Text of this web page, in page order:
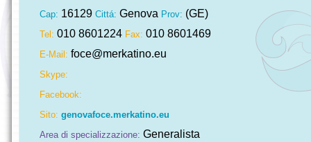
Cap: 16129 Cittá: Genova Prov: (GE)
Tel: 010 8601224 Fax: 010 8601469
E-Mail: foce@merkatino.eu
Skype:
Facebook:
Sito: genovafoce.merkatino.eu
Area di specializzazione: Generalista